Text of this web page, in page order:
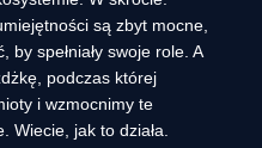
są zbyt mocne,
by spełniały swoje role. A
podczas której
i wzmocnimy te
Wiecie, jak to działa.